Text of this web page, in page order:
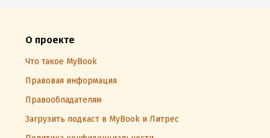
О проекте
Что такое MyBook
Правовая информация
Правообладателям
Загрузить подкаст в MyBook и Литрес